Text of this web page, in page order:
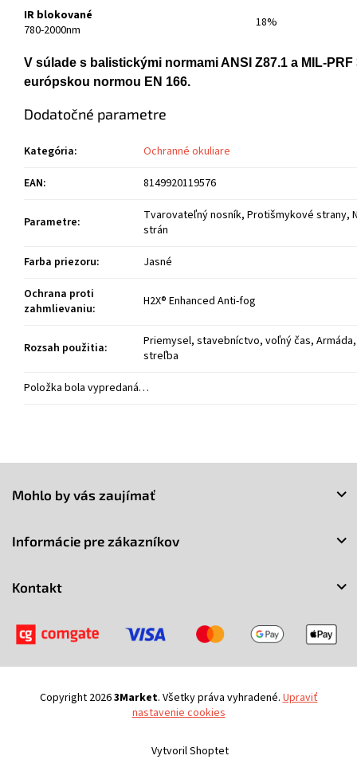
IR blokované
780-2000nm
18%
V súlade s balistickými normami ANSI Z87.1 a MIL-PRF
európskou normou EN 166.
Dodatočné parametre
Kategória:
Ochranné okuliare
EAN: 8149920119576
Parametre:
Tvarovateľný nosník, Protišmykové strany,
strán
Farba priezoru:
Jasné
Ochrana proti
zahmlievaniu: H2X® Enhanced Anti-fog
Rozsah použitia:
Priemysel, stavebníctvo, voľný čas,
streľba
Položka bola vypredaná…
Mohlo by vás zaujímať
Informácie pre zákazníkov
Kontakt
Vytvoril Shoptet
Copyright 20263Market. Všetky práva vyhradené. Upraviť
nastavenie cookies